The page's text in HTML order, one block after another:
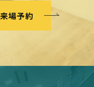
場予約